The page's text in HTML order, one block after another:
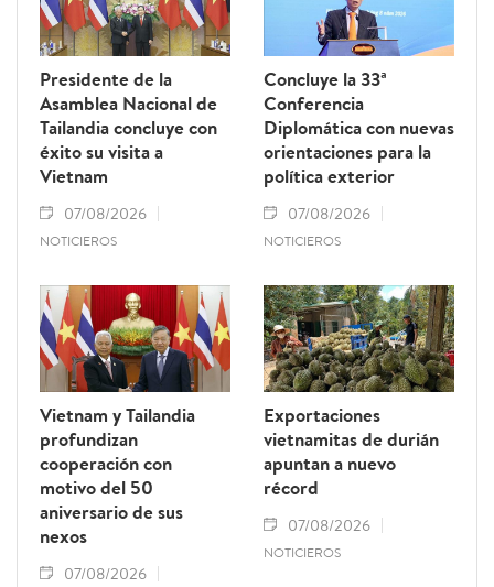
Presidente de la
Asamblea Nacional de
Tailandia concluye con
éxito su visita a
Vietnam
07/08/2026
NOTICIEROS
Concluye la 33ª
Conferencia
Diplomática con nuevas
orientaciones para la
política exterior
07/08/2026
NOTICIEROS
Vietnam y Tailandia
profundizan
cooperación con
motivo del 50
aniversario de sus
nexos
07/08/2026
Exportaciones
vietnamitas de durián
apuntan a nuevo
récord
07/08/2026
NOTICIEROS